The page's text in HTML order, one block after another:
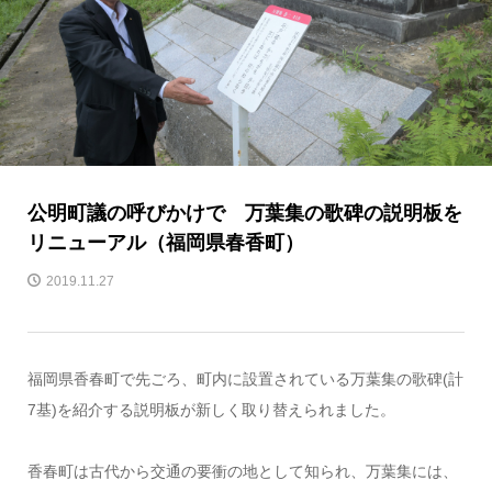
公明町議の呼びかけで 万葉集の歌碑の説明板を
リニューアル（福岡県春香町）
2019.11.27
福岡県香春町で先ごろ、町内に設置されている万葉集の歌碑(計
7基)を紹介する説明板が新しく取り替えられました。
香春町は古代から交通の要衝の地として知られ、万葉集には、